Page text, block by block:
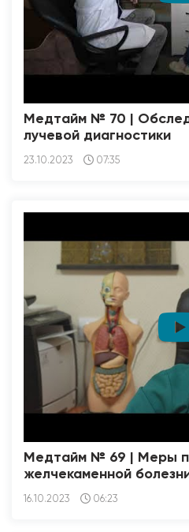
Медтайм № 70 |
лучевой диагностики
23.10.2023 07:35
Медтайм № 69 | Меры
желчекаменной
16.10.2023 06:23